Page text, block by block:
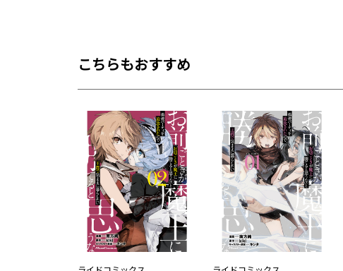
こちらもおすすめ